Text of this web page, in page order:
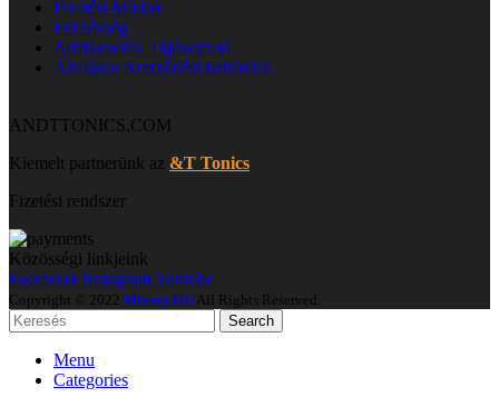
Fizetési Módok
Felelősség
Adatkezelési Tájékoztató
Általános Szerződési Feltételek
ANDTTONICS.COM
Kiemelt partnerünk az &T Tonics
Fizetési rendszer
Közösségi linkjeink
Facebook InstagramYoutube
Copyright © 2022 Mixery.HU All Rights Reserved.
Search
Menu
Categories